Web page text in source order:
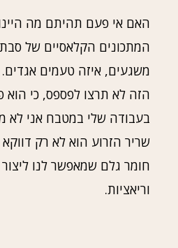
האם אי פעם תהיתם מה
המתכונים הקלאסיים של
משגעים, איזה טעמים
הזה לא תרצו לפספס, כי הוא
בעבודה שלי במטבח אני לא
שריר הזרוע הוא לא רק
חומר גלם שמאפשר לנו ליצור
וריאציות.